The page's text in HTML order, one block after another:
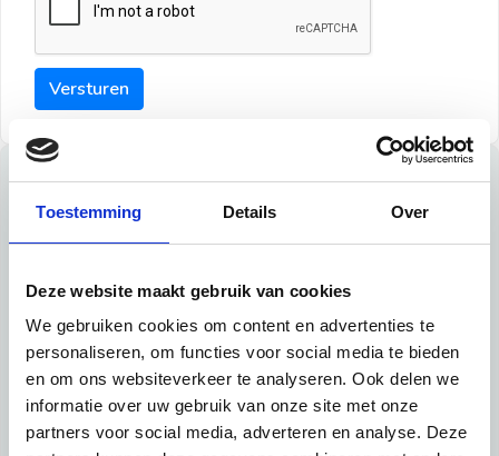
Toestemming Details Over
Deze website maakt gebruik van cookies
We gebruiken cookies om content en advertenties te
personaliseren, om functies voor social media te bieden
en om ons websiteverkeer te analyseren. Ook delen we
informatie over uw gebruik van onze site met onze
partners voor social media, adverteren en analyse. Deze
Versturen
Tips
Tip 1:
Schrijf een duidelijke introductie en geef de volgende
informatie mee:
Ben je student, werkachtig of werkzoekend